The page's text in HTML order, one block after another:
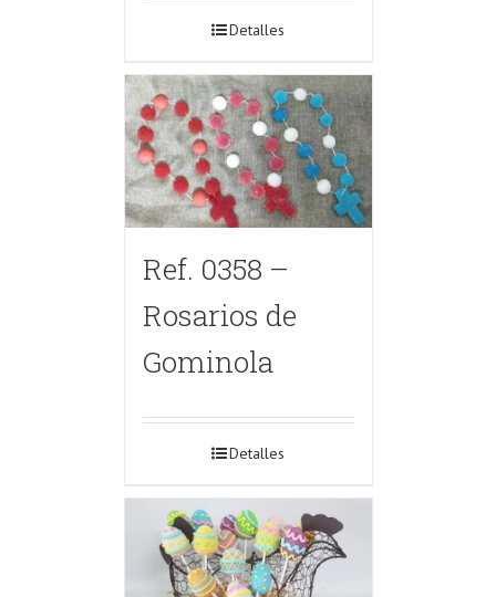
Detalles
Ref. 0358 –
Rosarios de
Gominola
Detalles